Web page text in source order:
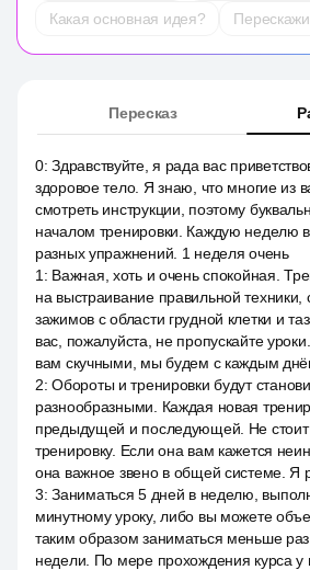
Какая основная идея?
Пересказ
0:Здравствуйте, я рада вас
здоровое тело. Я знаю, что многие из
смотреть инструкции, поэтому
началом тренировки. Каждую неделю
разных упражнений. 1 неделя очень
1 : Важная, хоть и очень спокойная.
на выстраивание правильной техники,
зажимов с области грудной клетки и
вас, пожалуйста, не пропускайте
вам скучными, мы будем с каждым
2:Обороты и тренировки будут
разнообразными. Каждая новая
предыдущей и последующей. Не стоит
тренировку. Если она вам кажется
она важное звено в общей системе. Я
3:Заниматься 5 дней в неделю,
минутному уроку, либо вы можете
таким образом заниматься меньше
недели. По мере прохождения курса у